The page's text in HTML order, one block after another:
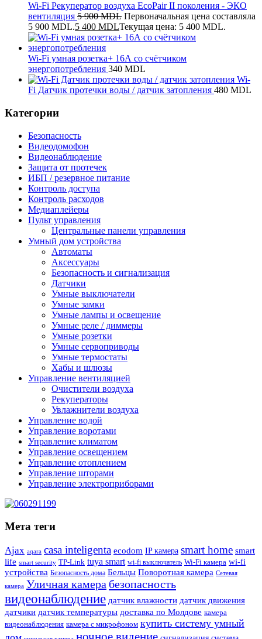
Wi-Fi Рекуператор воздуха EcoPair II поколения - ЭКО
вентиляция 5 900MDL Первоначальная цена составляла
5 900 MDL.5 400 MDLТекущая цена: 5 400 MDL.
Wi-Fi умная розетка+ 16А со счётчиком
энергопотребления 340 MDL
Wi-
Fi Датчик протечки воды / датчик затопления 480 MDL
Категории
Безопасность
Видеодомофон
Видеонаблюдение
Защита от протечек
ИБП / резервное питание
Контроль доступа
Контроль расходов
Медиаплейеры
Пульт управления
Центральные панели управления
Умный дом устройства
Автоматы
Аксессуары
Безопасность и сигнализация
Датчики
Умные выключатели
Умные замки
Умные лампы и освещение
Умные реле / диммеры
Умные розетки
Умные сервоприводы
Умные термостаты
Хабы и шлюзы
Управление вентиляцией
Очистители воздуха
Рекуператоры
Увлажнители воздуха
Управление водой
Управление воротами
Управление климатом
Управление освещением
Управление отоплением
Управление шторами
Управление электроприборами
Мета теги
Ajax aqara casa inteligenta ecodom IP камера smart home smart
life smart security TP-Link tuya smart wi-fi выключатель Wi-Fi камера wi-fi
устройства Безопасность дома Бельцы Поворотная камера Сетевая
камера Уличная камера безопасность
видеонаблюдение датчик влажности датчик движения
датчики датчик температуры доставка по Молдове камера
видеонаблюдения камера с микрофоном купить систему умный